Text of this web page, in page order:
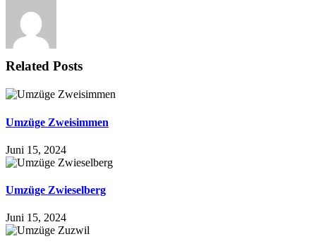
Related Posts
Umzüge Zweisimmen
Juni 15, 2024
Umzüge Zwieselberg
Juni 15, 2024